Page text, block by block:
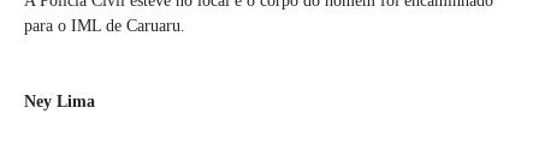
para o IML de Caruaru.
Ney Lima